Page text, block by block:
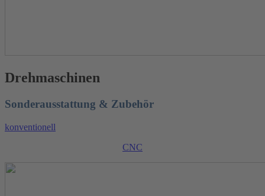
Drehmaschinen
Sonderausstattung & Zubehör
konventionell
CNC